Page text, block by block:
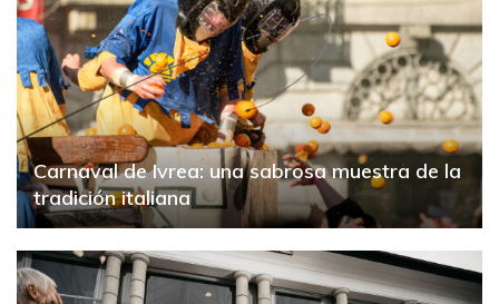
Carnaval de Ivrea: una sabrosa muestra de la
tradición italiana